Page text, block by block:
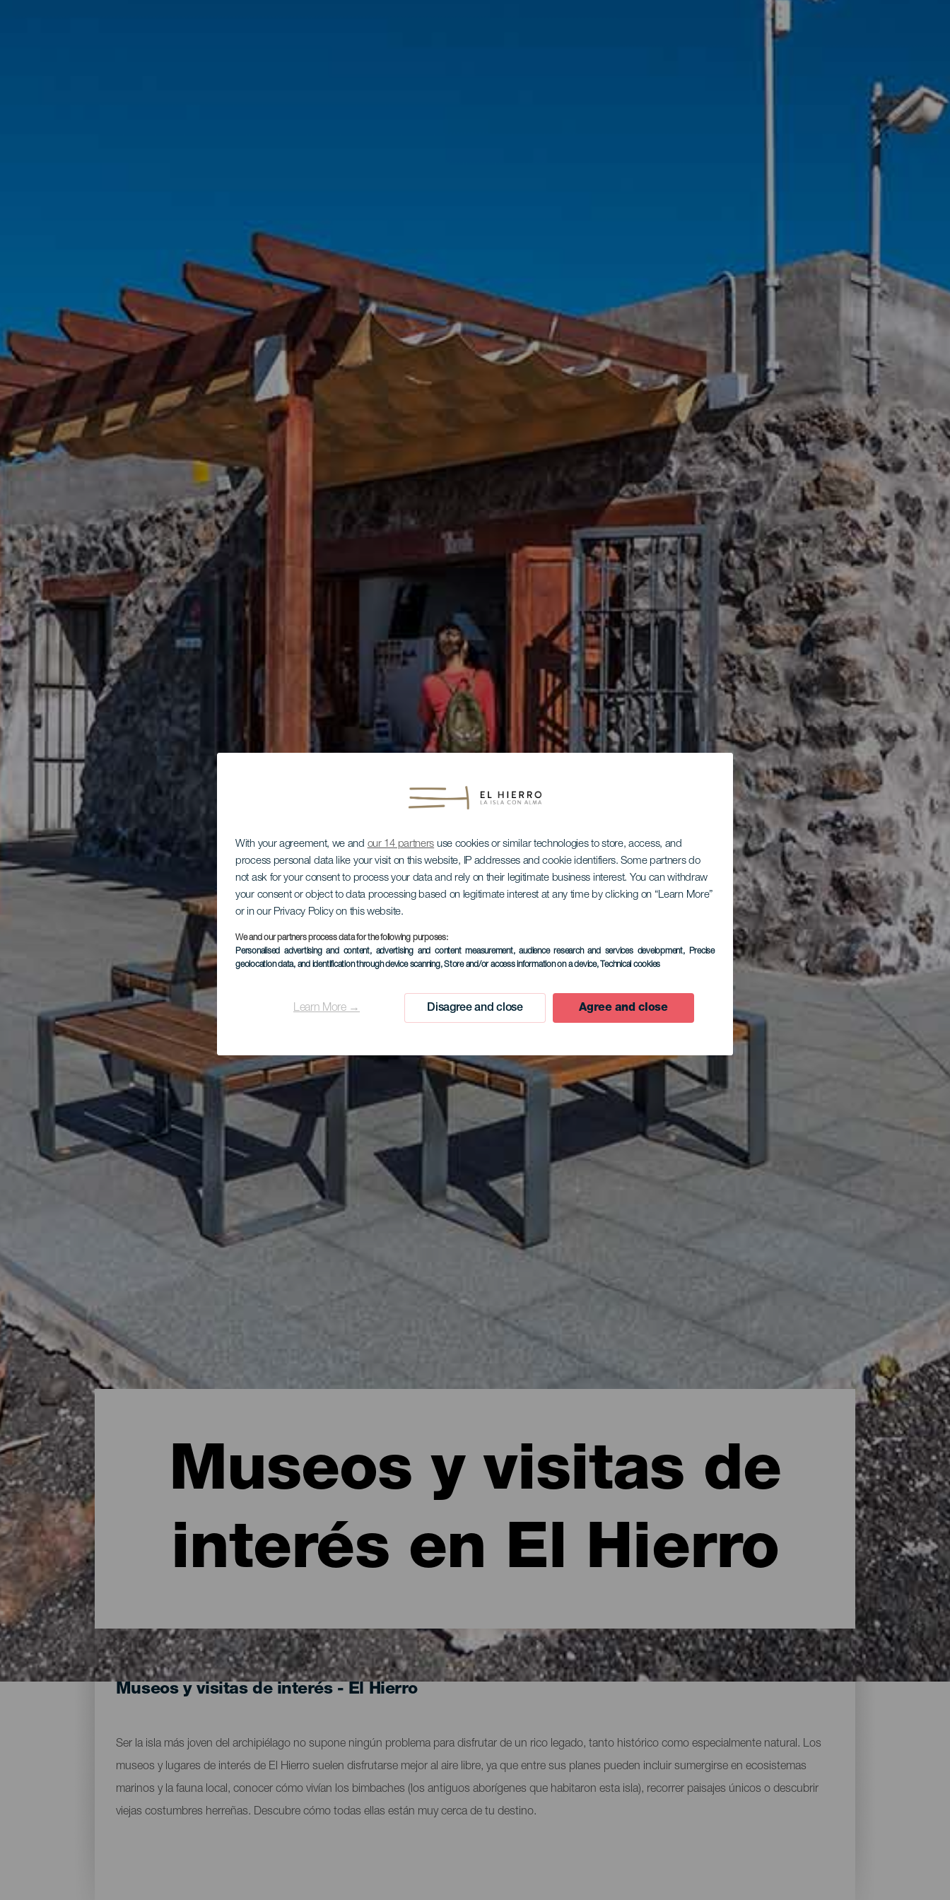
With your agreement, we and our 14 partners use cookies or similar technologies to store, access, and
process personal data like your visit on this website, IP addresses and cookie identifiers. Some partners do
not ask for your consent to process your data and rely on their legitimate business interest. You can withdraw
your consent or object to data processing based on legitimate interest at any time by clicking on “Learn More”
or in our Privacy Policy on this website.
We and our partners process data for the following purposes:
Personalised advertising and content, advertising and content measurement, audience research and services development, Precise
geolocation data, and identification through device scanning, Store and/or access information on a device, Technical cookies
Learn More → Disagree and close Agree and close
Museos y visitas de
interés en El Hierro
Museos y visitas de interés - El Hierro
Ser la isla más joven del archipiélago no supone ningún problema para disfrutar de un rico legado, tanto histórico como especialmente natural. Los
museos y lugares de interés de El Hierro suelen disfrutarse mejor al aire libre, ya que entre sus planes pueden incluir sumergirse en ecosistemas
marinos y la fauna local, conocer cómo vivían los bimbaches (los antiguos aborígenes que habitaron esta isla), recorrer paisajes únicos o descubrir
viejas costumbres herreñas. Descubre cómo todas ellas están muy cerca de tu destino.